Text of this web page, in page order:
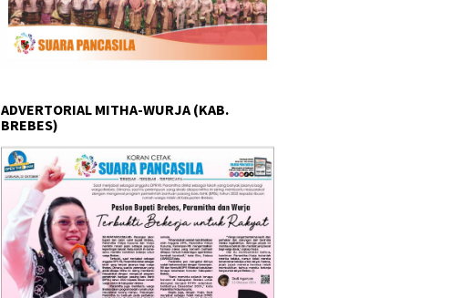
ADVERTORIAL MITHA-WURJA (KAB.
BREBES)